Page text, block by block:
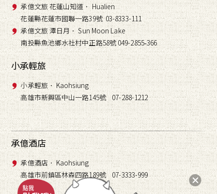
承億文旅 花蓮山知道． Hualien
花蓮縣花蓮市國聯一路39號 03-8333-111
承億文旅 潭日月． Sun Moon Lake
南投縣魚池鄉水社村中正路58號 049-2855-366
小承輕旅
小承輕旅． Kaohsiung
高雄市新興區中山一路145號 07-288-1212
承億酒店
承億酒店． Kaohsiung
高雄市前鎮區林森四路189號 07-3333-999